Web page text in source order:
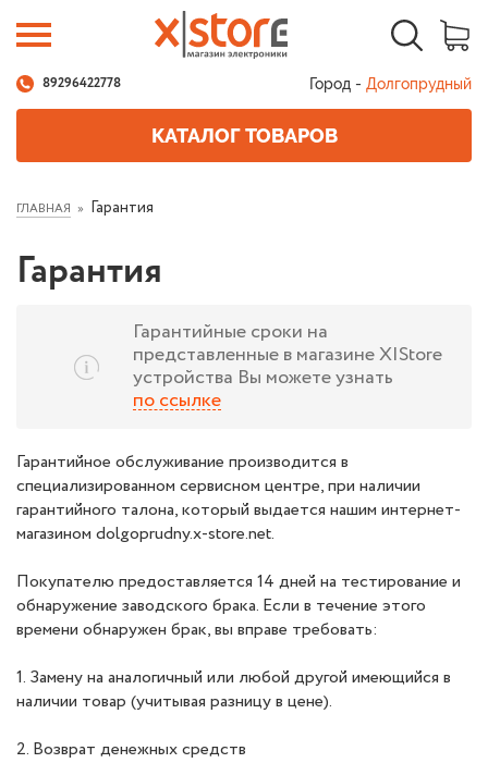
89296422778 Город - Долгопрудный
КАТАЛОГ ТОВАРОВ
ГЛАВНАЯ Гарантия
Гарантия
Гарантийные сроки на
представленные в магазине X|Store
устройства Вы можете узнать
по ссылке
Гарантийное обслуживание производится в
специализированном сервисном центре, при наличии
гарантийного талона, который выдается нашим интернет-
магазином dolgoprudny.x-store.net.
Покупателю предоставляется 14 дней на тестирование и
обнаружение заводского брака. Если в течение этого
времени обнаружен брак, вы вправе требовать:
1. Замену на аналогичный или любой другой имеющийся в
наличии товар (учитывая разницу в цене).
2. Возврат денежных средств